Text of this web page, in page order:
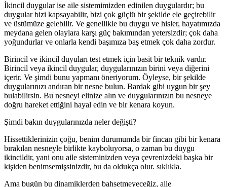
İkincil duygularise aile sistemimizden edinilen duygulardır; bu
duygular bizi kapsayabilir, bizi çok güçlü bir şekilde ele geçirebilir
ve üstümüze gelebilir. Ve genellikle bu duygu ve hisler, hayatımızda
meydana gelen olaylara karşı güç bakımından yetersizdir; çok daha
yoğundurlar ve onlarla kendi başımıza baş etmek çok daha zordur.
Birincil ve ikincil duyuları test etmek için basit bir teknik vardır.
Birincil veya ikincil duygular, duygularınızın birini veya diğerini
içerir. Ve şimdi bunu yapmanı öneriyorum. Öyleyse, bir şekilde
duygularınızı andıran bir nesne bulun. Bardak gibi uygun bir şey
bulabilirsin. Bu nesneyi elinize alın ve duygularınızın bu nesneye
doğru hareket ettiğini hayal edin ve bir kenara koyun.
Şimdi bakın duygularınızda neler değişti?
Hissettiklerinizin çoğu, benim durumumda bir fincan gibi bir kenara
bırakılan nesneyle birlikte kayboluyorsa, o zaman bu duygu
ikincildir, yani onu aile sisteminizden veya çevrenizdeki başka bir
kişiden benimsemişsinizdir, bu da oldukça olur. sıklıkla.
Ama bugün bu dinamiklerden bahsetmeyeceğiz, aile